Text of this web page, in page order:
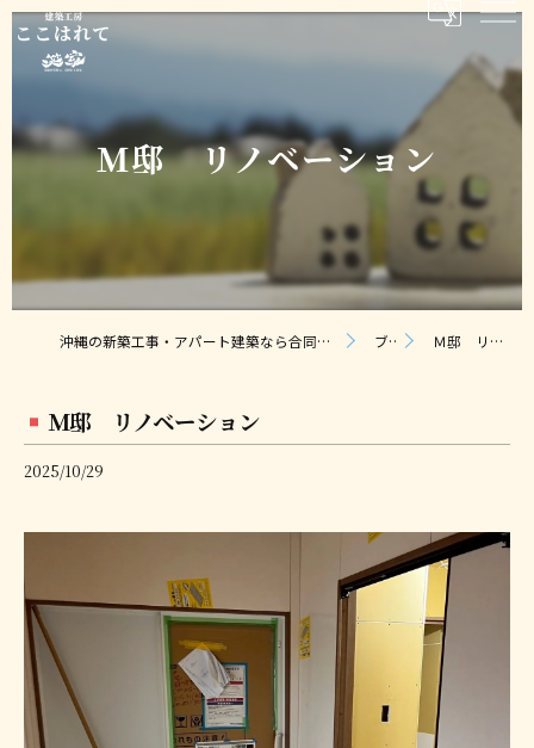
Ｍ邸 リノベーション
沖縄の新築工事・アパート建築なら合同会社ここはれて｜無料相談・見積り対応 ブログ Ｍ邸 リノベーション
Ｍ邸 リノベーション
2025/10/29